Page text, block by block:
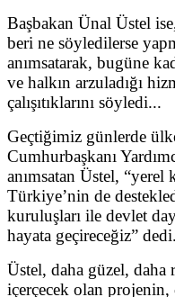
Başbakan Ünal Üstel
beri ne söyledilerse
anımsatarak, bugüne
ve halkın arzuladığı
çalışıtıklarını söyledi...
Geçtiğimiz günlerde
Cumhurbaşkanı
anımsatan Üstel, “yerel
Türkiye’nin de
kuruluşları ile devlet
hayata geçireceğiz” dedi.
Üstel, daha güzel,
içerçecek olan